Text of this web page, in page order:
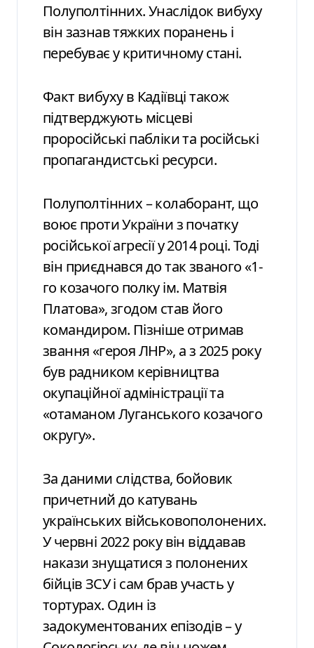
Полуполтінних. Унаслідок вибуху
він зазнав тяжких поранень і
перебуває у критичному стані.
Факт вибуху в Кадіївці також
підтверджують місцеві
проросійські пабліки та російські
пропагандистські ресурси.
Полуполтінних – колаборант, що
воює проти України з початку
російської агресії у 2014 році. Тоді
він приєднався до так званого «1-
го козачого полку ім. Матвія
Платова», згодом став його
командиром. Пізніше отримав
звання «героя ЛНР», а з 2025 року
був радником керівництва
окупаційної адміністрації та
«отаманом Луганського козачого
округу».
За даними слідства, бойовик
причетний до катувань
українських військовополонених.
У червні 2022 року він віддавав
накази знущатися з полонених
бійців ЗСУ і сам брав участь у
тортурах. Один із
задокументованих епізодів – у